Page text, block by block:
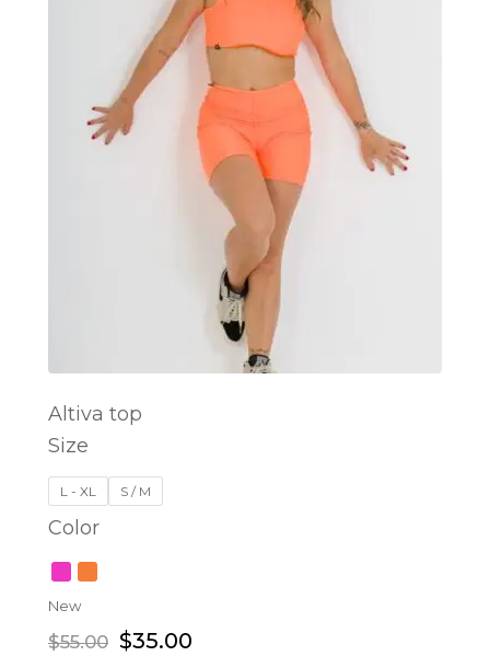
Altiva top
Size
L - XL S / M
Color
New
$55.00 $35.00